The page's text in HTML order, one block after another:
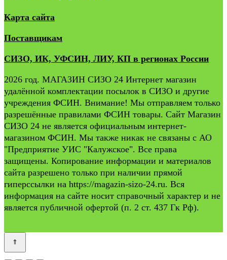
Карта сайта
Поставщикам
СИЗО, ИК, УФСИН, ЛИУ, КП в регионах России
2026 год. МАГАЗИН СИЗО 24 Интернет магазин
удалённой комплектации посылок в СИЗО и другие
учреждения ФСИН. Внимание! Мы отправляем только
разрешённые правилами ФСИН товары. Сайт Магазин
СИЗО 24 не является официальным интернет-
магазином ФСИН. Мы также никак не связаны с АО
"Предприятие УИС "Калужское". Все права
защищены. Копирование информации и материалов
сайта разрешено только при наличии прямой
гиперссылки на https://magazin-sizo-24.ru. Вся
информация на сайте носит справочный характер и не
является публичной офертой (п. 2 ст. 437 Гк Рф).